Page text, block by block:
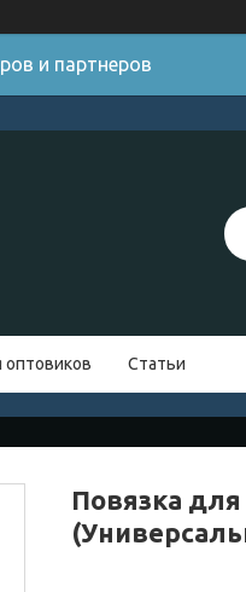
и партнеров
оптовиков Статьи
Повязка